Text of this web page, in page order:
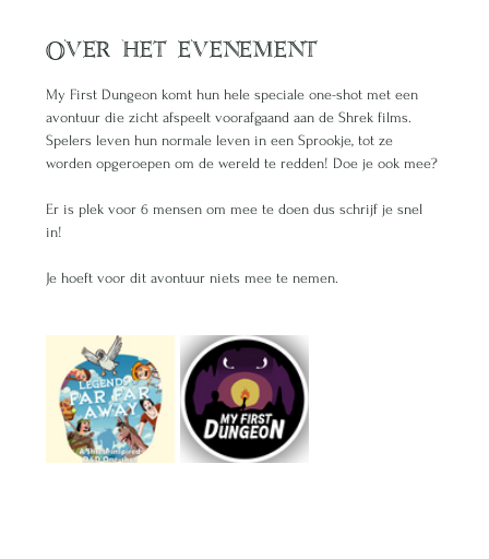
Over het evenement
My First Dungeon komt hun hele speciale one-shot met een
avontuur die zicht afspeelt voorafgaand aan de Shrek films.
Spelers leven hun normale leven in een Sprookje, tot ze
worden opgeroepen om de wereld te redden! Doe je ook mee?
Er is plek voor 6 mensen om mee te doen dus schrijf je snel
in!
Je hoeft voor dit avontuur niets mee te nemen.